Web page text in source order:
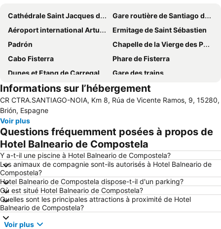
Cathédrale Saint Jacques de Compostelle
Gare routière de Santiago de Compostela
Aéroport international Arturo Merino Benítez
Ermitage de Saint Sébastien
Padrón
Chapelle de la Vierge des Pélerins
Cabo Fisterra
Phare de Fisterra
Dunes et Etang de Carregal & Vixán
Gare des trains
Aquapark
Porto de Vilagarcía
Quenxe
Praia da Lanzada
A Lanzada- O Espiñeiro
Praia de Razo
Monasterio da Armenteira
Dos Reis
Rúa do Franco
Place de l'Obradoiro
San Martín Pinario
Stade Omnisport de San Lázaro
Ría de Muros y Noia
Semaine Verte de Galice
Area de Reboredo
Acuario de O Grove
Playa de Sardiñeiro
Informations sur l’hébergement
CR CTRA.SANTIAGO-NOIA, Km 8, Rúa de Vicente Ramos, 9, 15280,
Brión, Espagne
Voir plus
Questions fréquemment posées à propos de
Hotel Balneario de Compostela
Y a-t-il une piscine à Hotel Balneario de Compostela?
Les animaux de compagnie sont-ils autorisés à Hotel Balneario de
Compostela?
Hotel Balneario de Compostela dispose-t-il d'un parking?
Où est situé Hotel Balneario de Compostela?
Quelles sont les principales attractions à proximité de Hotel
Balneario de Compostela?
Voir plus